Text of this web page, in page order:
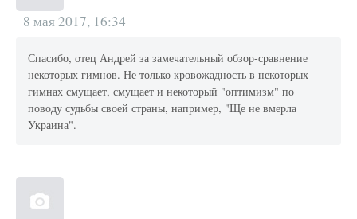
8 мая 2017, 16:34
Спасибо, отец Андрей за замечательный обзор-сравнение
некоторых гимнов. Не только кровожадность в некоторых
гимнах смущает, смущает и некоторый "оптимизм" по
поводу судьбы своей страны, например, "Ще не вмерла
Украина".